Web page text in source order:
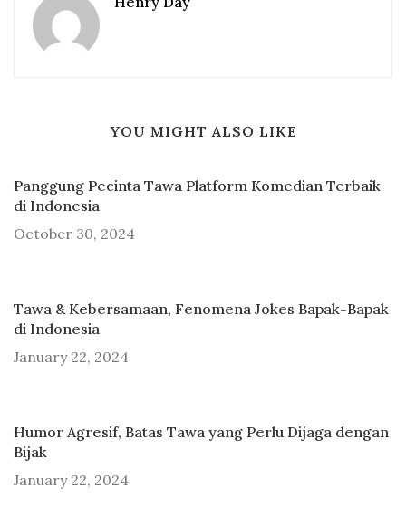
YOU MIGHT ALSO LIKE
Panggung Pecinta Tawa Platform Komedian Terbaik
di Indonesia
October 30, 2024
Tawa & Kebersamaan, Fenomena Jokes Bapak-Bapak
di Indonesia
January 22, 2024
Humor Agresif, Batas Tawa yang Perlu Dijaga dengan
Bijak
January 22, 2024